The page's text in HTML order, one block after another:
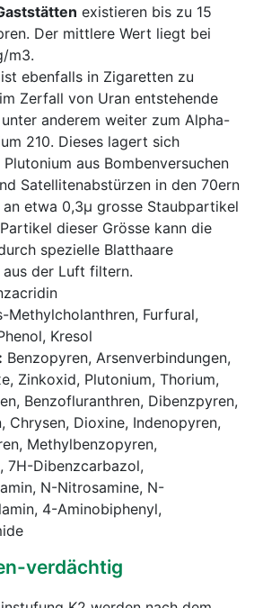
existieren bis zu 15
Der mittlere Wert liegt bei
m3.
ist ebenfalls in Zigaretten zu
Zerfall von Uran entstehende
anderem weiter zum Alpha-
210. Dieses lagert sich
aus Bombenversuchen
Satellitenabstürzen in den 70ern
etwa 0,3µ grosse Staubpartikel
dieser Grösse kann die
spezielle Blatthaare
der Luft filtern.
Methylcholanthren, Furfural,
Kresol
Benzopyren, Arsenverbindungen,
Zinkoxid, Plutonium, Thorium,
Benzofluranthren, Dibenzpyren,
Chrysen, Dioxine, Indenopyren,
Methylbenzopyren,
7H-Dibenzcarbazol,
N-Nitrosamine, N-
4-Aminobiphenyl,
verdächtig